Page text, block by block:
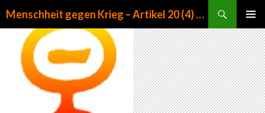
Menschheit gegen Krieg – Artikel 20 (4) GG
MENÜ